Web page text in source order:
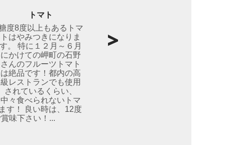
トマト
度8度以上もあるトマ
トはやみつきになりま
す。 特に１２月～６月
にかけての岬町の石野
さんのフルーツトマト
は絶品です！都内の高
級レストランでも使用
されているくらい、
中々食べられないトマ
す！ 良い時は、12度
味下さい！...